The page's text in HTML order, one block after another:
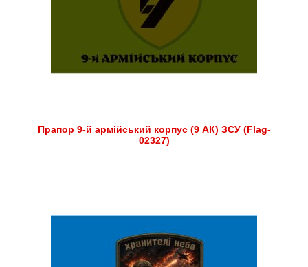
Прапор 9-й армійський корпус (9 АК) ЗСУ (Flag-
02327)